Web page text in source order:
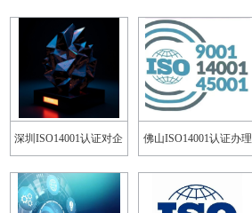
深圳ISO14001认证对企
业有什么好处？
佛山ISO14001认证办理
流程